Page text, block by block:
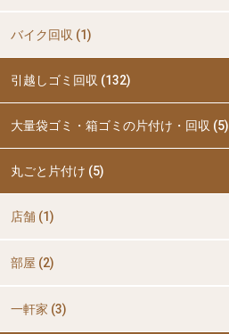
バイク回収 (1)
引越しゴミ回収 (132)
大量袋ゴミ・箱ゴミの片付け・回収 (5)
丸ごと片付け (5)
店舗 (1)
部屋 (2)
一軒家 (3)